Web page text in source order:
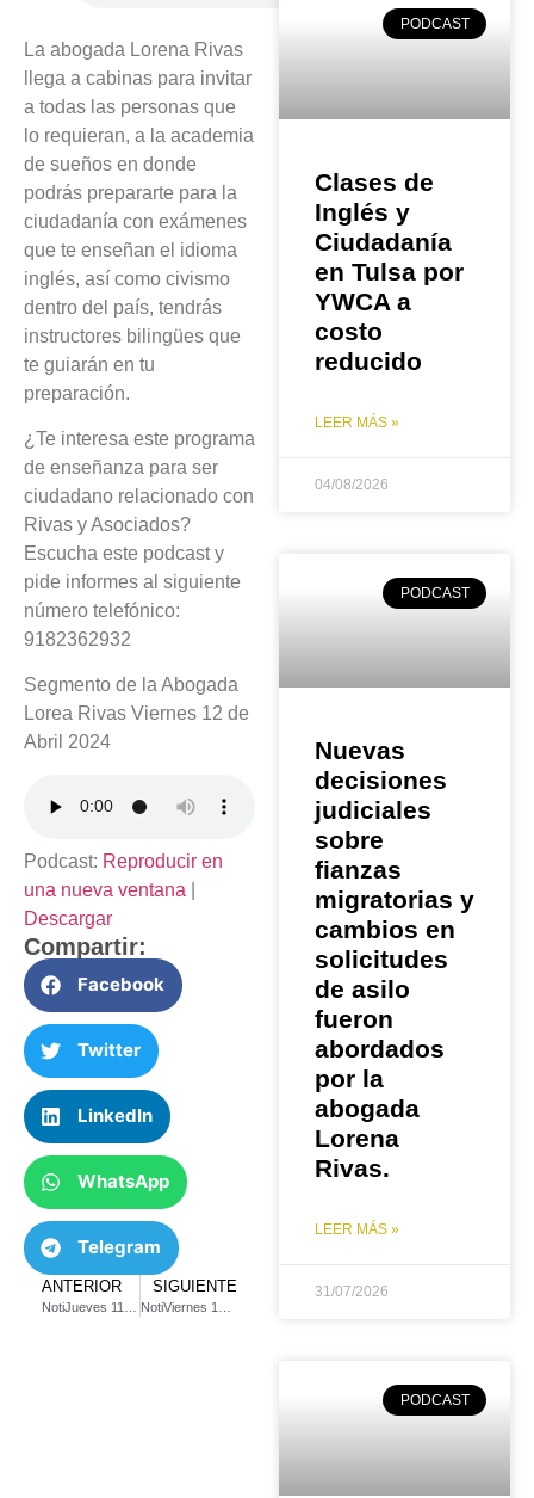
La abogada Lorena Rivas
llega a cabinas para invitar
a todas las personas que
lo requieran, a la academia
de sueños en donde
podrás prepararte para la
ciudadanía con exámenes
que te enseñan el idioma
inglés, así como civismo
dentro del país, tendrás
instructores bilingües que
te guiarán en tu
preparación.
¿Te interesa este programa
de enseñanza para ser
ciudadano relacionado con
Rivas y Asociados?
Escucha este podcast y
pide informes al siguiente
número telefónico:
9182362932
Segmento de la Abogada
Lorea Rivas Viernes 12 de
Abril 2024
Podcast: Reproducir en
una nueva ventana
Descargar
Compartir:
Facebook
Twitter
LinkedIn
WhatsApp
Telegram
ANTERIOR SIGUIENTE
PODCAST
Clases de
Inglés y
Ciudadanía
en Tulsa por
YWCA a
costo
reducido
LEER MÁS »
04/08/2026
PODCAST
Nuevas
decisiones
judiciales
sobre
fianzas
migratorias y
cambios en
solicitudes
de asilo
fueron
abordados
por la
abogada
Lorena
Rivas.
LEER MÁS »
31/07/2026
PODCAST